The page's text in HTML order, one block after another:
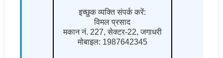
इच्छुक व्यक्ति संपर्क करें:
विमल प्रसाद
मकान नं. 227, सेक्टर-22, जगाधरी
मोबाइल: 1987642345